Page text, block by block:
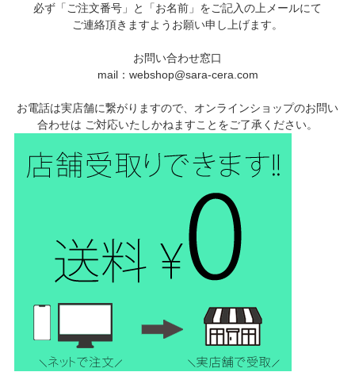
必ず「ご注文番号」と「お名前」をご記入の上メールにて
ご連絡頂きますようお願い申し上げます。
お問い合わせ窓口
mail：webshop@sara-cera.com
お電話は実店舗に繋がりますので、オンラインショップのお問い
合わせは ご対応いたしかねますことをご了承ください。